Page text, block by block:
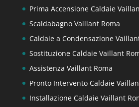
Prima Accensione Caldaie
Scaldabagno Vaillant Roma
Caldaie a Condensazione
Sostituzione Caldaie Vaillant
Assistenza Vaillant Roma
Pronto Intervento Caldaie
Installazione Caldaie Vaillant